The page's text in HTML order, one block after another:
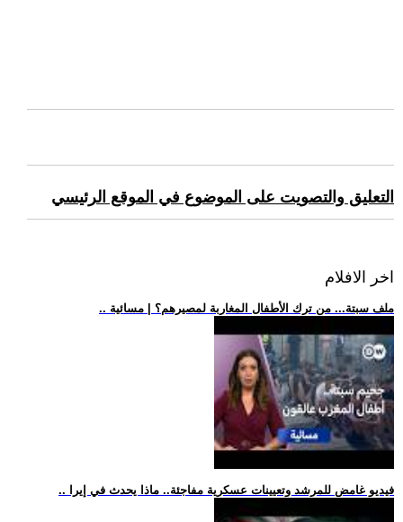
التعليق والتصويت على الموضوع في الموقع الرئيسي
اخر الافلام
.. ملف سبتة... من ترك الأطفال المغاربة لمصيرهم؟ | مسائية
.. فيديو غامض للمرشد وتعيينات عسكرية مفاجئة.. ماذا يحدث في إيرا